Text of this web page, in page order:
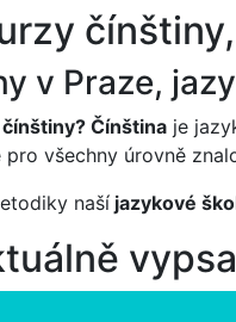
v Praze,
Čínština je
všechny úrovně
naší jazykové